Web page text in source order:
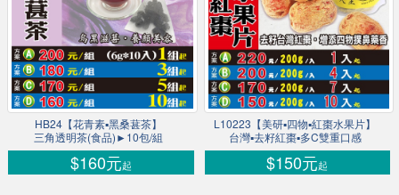
HB24【花青素▪黑桑葚茶】
三角透明茶(食品)►10包/組
$160元起
L10223【美研▪四物▪紅棗水果片】
台灣▪去籽紅棗▪多C雙重口感
$150元起